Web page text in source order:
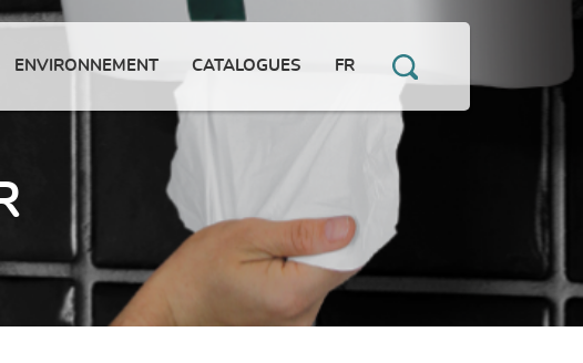
ENVIRONNEMENT CATALOGUES FR